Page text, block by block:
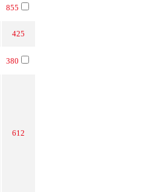
855
425
380
612